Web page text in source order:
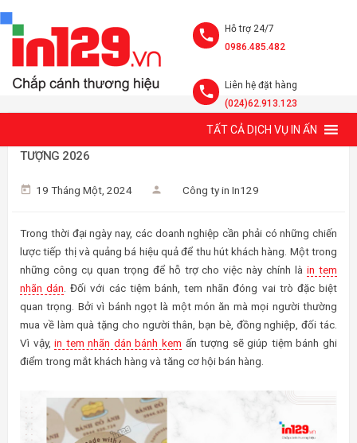
Hỗ trợ 24/7
0986.485.482
Liên hệ đặt hàng
(024)62.913.123
TẤT CẢ DỊCH VỤ IN ẤN
IN TEM NHÃN DÁN BÁNH KEM GIÁ RẺ, MẪU TREND ẤN
TƯỢNG 2026
19 Tháng Một, 2024 Công ty in In129
Trong thời đại ngày nay, các doanh nghiệp cần phải có những chiến
lược tiếp thị và quảng bá hiệu quả để thu hút khách hàng. Một trong
những công cụ quan trọng để hỗ trợ cho việc này chính làin tem
nhãn dán . Đối với các tiệm bánh, tem nhãn đóng vai trò đặc biệt
quan trọng. Bởi vì bánh ngọt là một món ăn mà mọi người thường
mua về làm quà tặng cho người thân, bạn bè, đồng nghiệp, đối tác.
Vì vậy,in tem nhãn dán bánh kem ấn tượng sẽ giúp tiệm bánh ghi
điểm trong mắt khách hàng và tăng cơ hội bán hàng.